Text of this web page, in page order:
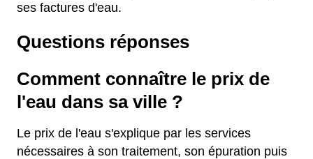
ses factures d'eau.
Questions réponses
Comment connaître le prix de
l'eau dans sa ville ?
Le prix de l'eau s'explique par les services
nécessaires à son traitement, son épuration puis